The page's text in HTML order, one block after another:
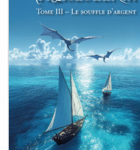
À PARAÎTRE
NOUVEAUTÉS
AVIS
A LA UNE